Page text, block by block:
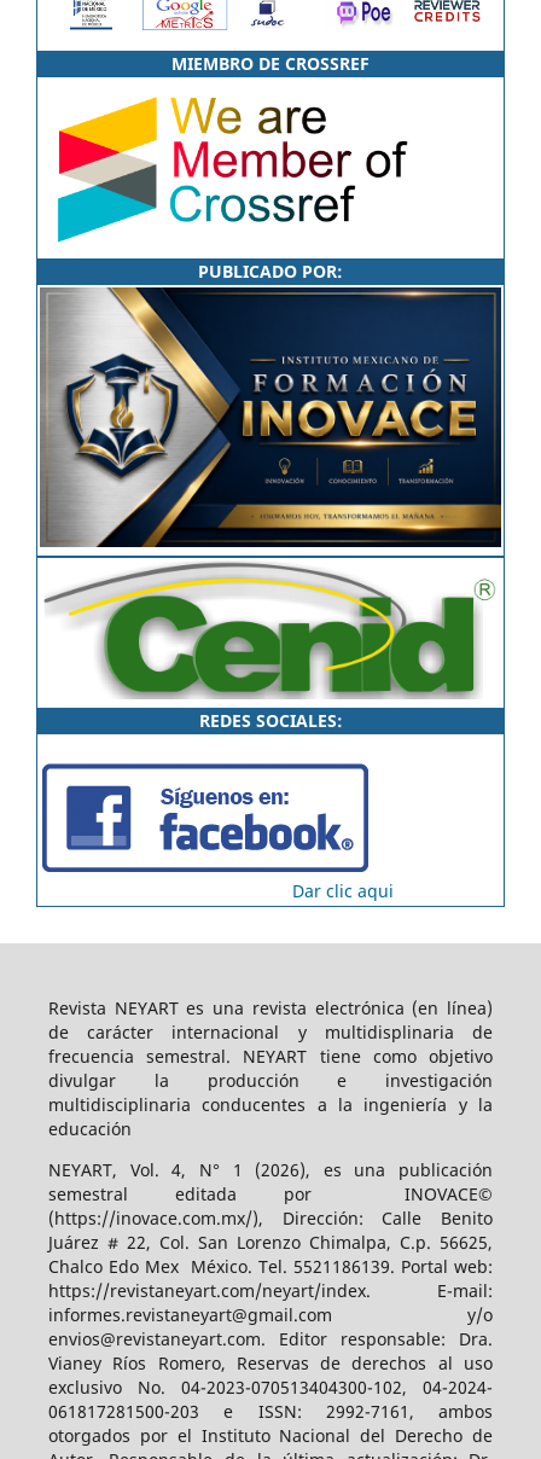
MIEMBRO DE CROSSREF
PUBLICADO POR:
REDES SOCIALES:
Dar clic aqui
Revista NEYART es una revista electrónica (en línea)
de carácter internacional y multidisplinaria de
frecuencia semestral. NEYART tiene como objetivo
divulgar la producción e investigación
multidisciplinaria conducentes a la ingeniería y la
educación
NEYART, Vol. 4, N° 1 (2026), es una publicación
semestral editada por INOVACE©
(https://inovace.com.mx/), Dirección: Calle Benito
Juárez # 22, Col. San Lorenzo Chimalpa, C.p. 56625,
Chalco Edo Mex México. Tel. 5521186139. Portal web:
https://revistaneyart.com/neyart/index. E-mail:
informes.revistaneyart@gmail.com y/o
envios@revistaneyart.com. Editor responsable: Dra.
Vianey Ríos Romero, Reservas de derechos al uso
exclusivo No. 04-2023-070513404300-102, 04-2024-
061817281500-203 e ISSN: 2992-7161, ambos
otorgados por el Instituto Nacional del Derecho de